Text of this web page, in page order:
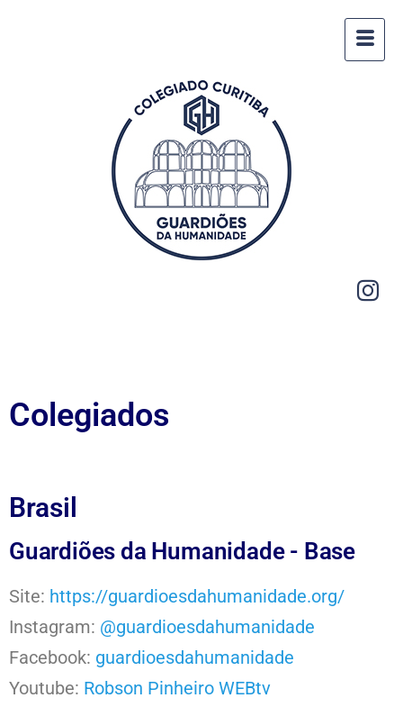
Colegiados
Brasil
Guardiões da Humanidade - Base
Site: https://guardioesdahumanidade.org/
Instagram: @guardioesdahumanidade
Facebook: guardioesdahumanidade
Youtube: Robson Pinheiro WEBtv